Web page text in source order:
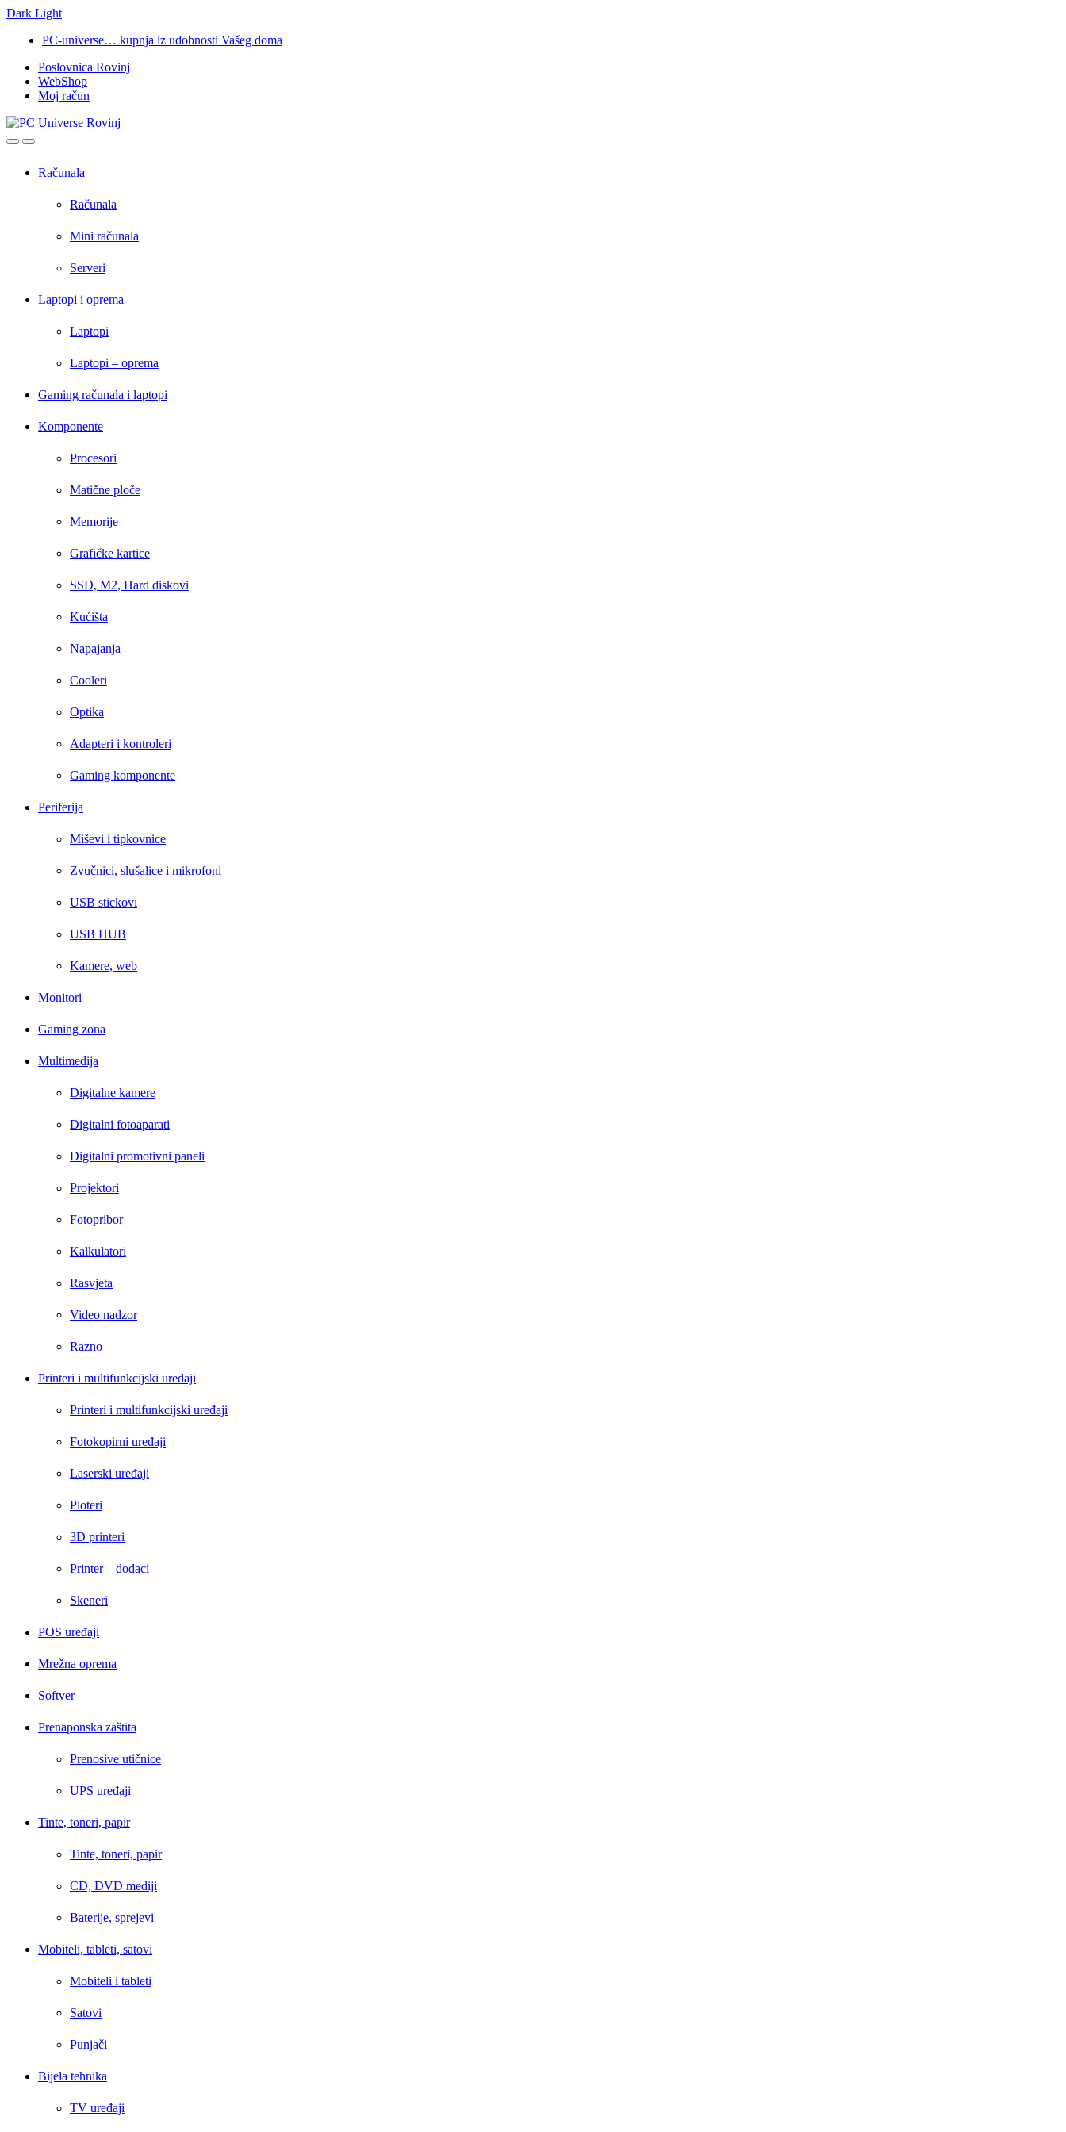
Dark Light
navigation
content
PC-universe… kupnja iz udobnosti Vašeg doma
Poslovnica Rovinj
WebShop
Moj račun
OpenClose
Računala
Računala
Mini računala
Serveri
Laptopi i oprema
Laptopi
Laptopi – oprema
Gaming računala i laptopi
Komponente
Procesori
Matične ploče
Memorije
Grafičke kartice
SSD, M2, Hard diskovi
Kućišta
Napajanja
Cooleri
Optika
Adapteri i kontroleri
Gaming komponente
Periferija
Miševi i tipkovnice
Zvučnici, slušalice i mikrofoni
USB stickovi
USB HUB
Kamere, web
Monitori
Gaming zona
Multimedija
Digitalne kamere
Digitalni fotoaparati
Digitalni promotivni paneli
Projektori
Fotopribor
Kalkulatori
Rasvjeta
Video nadzor
Razno
Printeri i multifunkcijski uređaji
Printeri i multifunkcijski uređaji
Fotokopirni uređaji
Laserski uređaji
Ploteri
3D printeri
Printer – dodaci
Skeneri
POS uređaji
Mrežna oprema
Softver
Prenaponska zaštita
Prenosive utičnice
UPS uređaji
Tinte, toneri, papir
Tinte, toneri, papir
CD, DVD mediji
Baterije, sprejevi
Mobiteli, tableti, satovi
Mobiteli i tableti
Satovi
Punjači
Bijela tehnika
TV uređaji